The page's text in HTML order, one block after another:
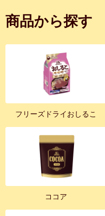
商品から探す
フリーズドライおしるこ
ココア